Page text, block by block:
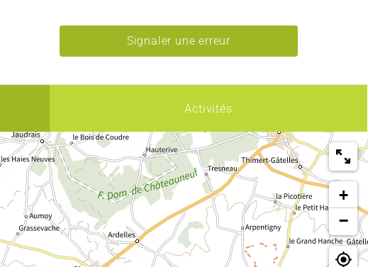
Signaler une erreur
Activités
+
−